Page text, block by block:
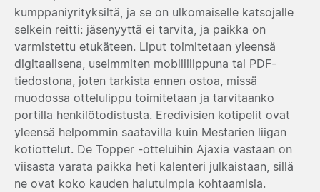
kumppaniyrityksiltä, ja se on ulkomaiselle katsojalle
selkein reitti: jäsenyyttä ei tarvita, ja paikka on
varmistettu etukäteen. Liput toimitetaan yleensä
digitaalisena, useimmiten mobiililippuna tai PDF-
tiedostona, joten tarkista ennen ostoa, missä
muodossa ottelulippu toimitetaan ja tarvitaanko
portilla henkilötodistusta. Eredivisien kotipelit ovat
yleensä helpommin saatavilla kuin Mestarien liigan
kotiottelut. De Topper -otteluihin Ajaxia vastaan on
viisasta varata paikka heti kalenteri julkaistaan, sillä
ne ovat koko kauden halutuimpia kohtaamisia.